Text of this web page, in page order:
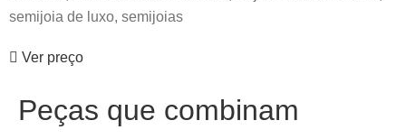
semijoia de luxo, semijoias
Ver preço
Peças que combinam